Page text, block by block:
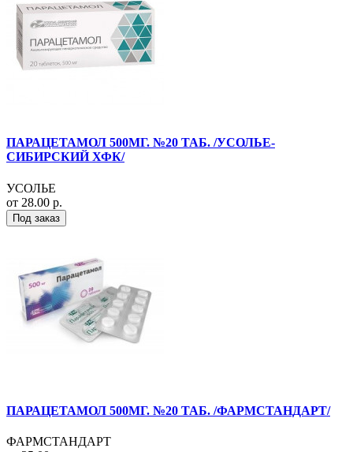
ПАРАЦЕТАМОЛ 500МГ. №20 ТАБ. /УСОЛЬЕ-
СИБИРСКИЙ ХФК/
УСОЛЬЕ
от 28.00 р.
Под заказ
ПАРАЦЕТАМОЛ 500МГ. №20 ТАБ. /ФАРМСТАНДАРТ/
ФАРМСТАНДАРТ